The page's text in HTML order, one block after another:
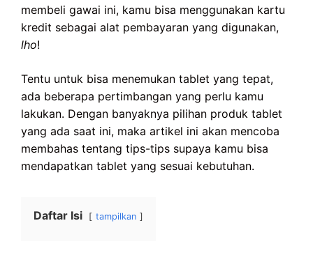
membeli gawai ini, kamu bisa menggunakan kartu
kredit sebagai alat pembayaran yang digunakan,
lho!
Tentu untuk bisa menemukan tablet yang tepat,
ada beberapa pertimbangan yang perlu kamu
lakukan. Dengan banyaknya pilihan produk tablet
yang ada saat ini, maka artikel ini akan mencoba
membahas tentang tips-tips supaya kamu bisa
mendapatkan tablet yang sesuai kebutuhan.
Daftar Isi tampilkan